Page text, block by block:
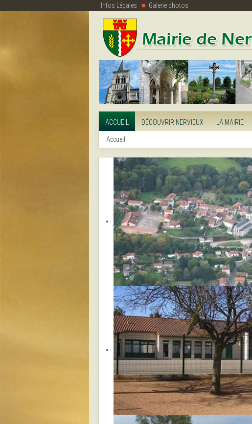
Infos Légales Galerie photos
ACCUEIL DÉCOUVRIR NERVIEUX LA MAIRIE
Accueil